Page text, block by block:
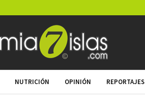
NUTRICIÓN OPINIÓN REPORTAJES